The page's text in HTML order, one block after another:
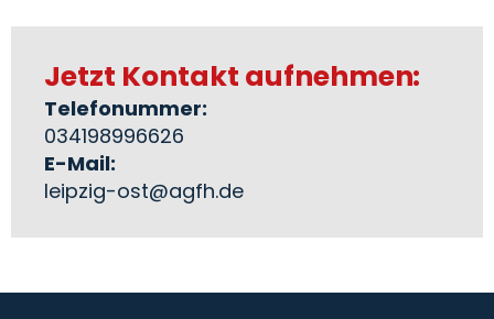
Jetzt Kontakt aufnehmen:
Telefonummer:
034198996626
E-Mail:
leipzig-ost@agfh.de